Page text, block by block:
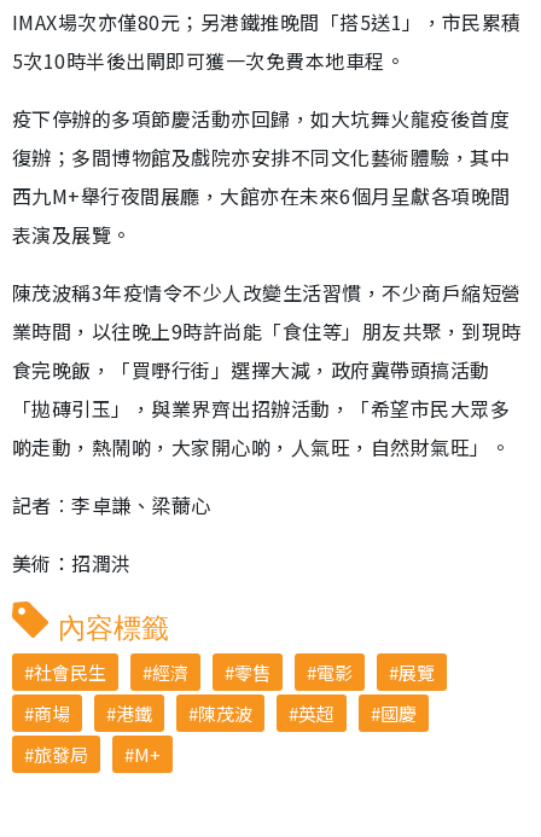
IMAX場次亦僅80元；另港鐵推晚間「搭5送1」，市民累積
5次10時半後出閘即可獲一次免費本地車程。
疫下停辦的多項節慶活動亦回歸，如大坑舞火龍疫後首度
復辦；多間博物館及戲院亦安排不同文化藝術體驗，其中
西九M+舉行夜間展廳，大館亦在未來6個月呈獻各項晚間
表演及展覽。
陳茂波稱3年疫情令不少人改變生活習慣，不少商戶縮短營
業時間，以往晚上9時許尚能「食住等」朋友共聚，到現時
食完晚飯，「買嘢行街」選擇大減，政府冀帶頭搞活動
「拋磚引玉」，與業界齊出招辦活動，「希望市民大眾多
啲走動，熱鬧啲，大家開心啲，人氣旺，自然財氣旺」。
記者︰李卓謙、梁薾心
美術：招潤洪
內容標籤
社會民生 經濟 零售 電影
展覽
商場
港鐵 陳茂波 英超
國慶
旅發局
M+